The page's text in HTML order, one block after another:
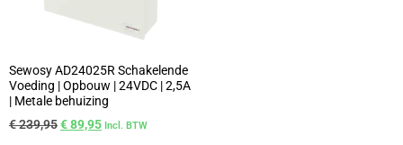
Sewosy AD24025R Schakelende
Voeding | Opbouw | 24VDC | 2,5A
| Metale behuizing
€239,95€89,95 Incl. BTW